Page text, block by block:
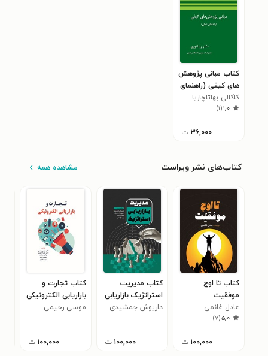
کتاب مبانی پژوهش
های کیفی (راهنمای
عملی)
کاکالی بهاتاچاریا
۱٫۰(۱)
۳۶,۰۰۰ ت
کتاب‌های نشر ویراست مشاهده همه
کتاب تا اوج
موفقیت
عادل غانمی
۵٫۰(۷)
۱۰۰,۰۰۰ ت
کتاب مدیریت
استراتژیک بازاریابی
داریوش جمشیدی
۱۰۰,۰۰۰ ت
کتاب تجارت و
بازاریابی الکترونیکی
موسی رحیمی
۱۰۰,۰۰۰ ت